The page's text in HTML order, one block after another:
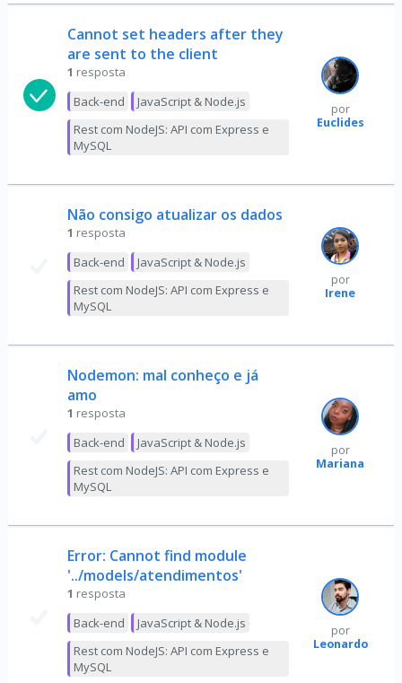
Cannot set headers after they
are sent to the client
1 resposta
Back-end
JavaScript & Node.js
Rest com NodeJS: API com Express e
MySQL
por
Euclides
Não consigo atualizar os dados
1 resposta
Back-end
JavaScript & Node.js
Rest com NodeJS: API com Express e
MySQL
por
Irene
Nodemon: mal conheço e já
amo
1 resposta
Back-end
JavaScript & Node.js
Rest com NodeJS: API com Express e
MySQL
por
Mariana
Error: Cannot find module
'../models/atendimentos'
1 resposta
Back-end
JavaScript & Node.js
Rest com NodeJS: API com Express e
MySQL
por
Leonardo